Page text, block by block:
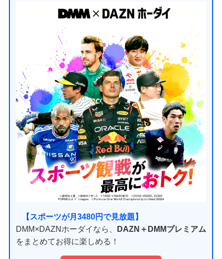
【スポーツが月3480円で見放題】
DMM×DAZNホーダイなら、
DAZN＋DMMプレミアム
をまとめてお得に楽しめる！